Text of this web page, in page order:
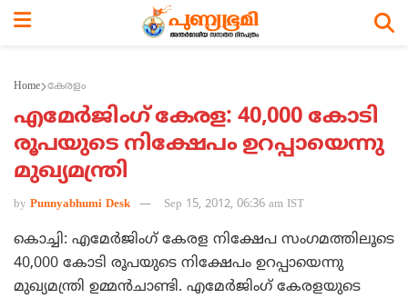
Home കേരളം
എമേര്‍ജിംഗ് കേരള: 40,000 കോടി
രൂപയുടെ നിക്ഷേപം ഉറപ്പായെന്നു
മുഖ്യമന്ത്രി
by Punnyabhumi Desk Sep 15, 2012, 06:36 am IST
കൊച്ചി: എമേര്‍ജിംഗ് കേരള നിക്ഷേപ സംഗമത്തിലൂടെ
40,000 കോടി രൂപയുടെ നിക്ഷേപം ഉറപ്പായെന്നു
മുഖ്യമന്ത്രി ഉമ്മന്‍ചാണ്ടി. എമേര്‍ജിംഗ് കേരളയുടെ